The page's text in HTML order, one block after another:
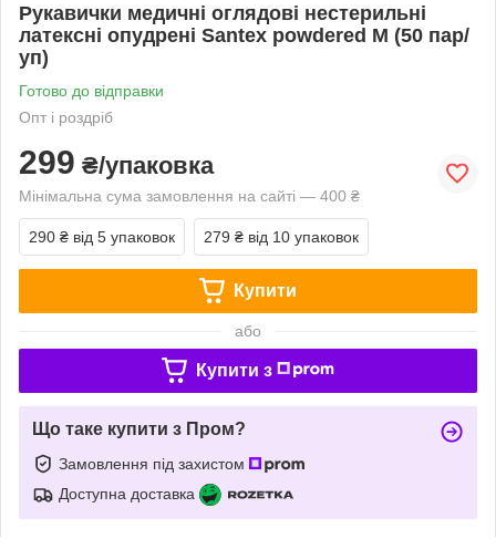
Рукавички медичні оглядові нестерильні
латексні опудрені Santex powdered M (50 пар/
уп)
Готово до відправки
Опт і роздріб
299 ₴/упаковка
Мінімальна сума замовлення на сайті — 400 ₴
290 ₴ від 5 упаковок 279 ₴ від 10 упаковок
Купити
або
Купити з
Що таке купити з Пром?
Замовлення під захистом
Доступна доставка